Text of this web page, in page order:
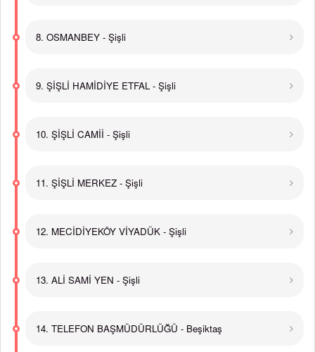
8. OSMANBEY - Şişli
9. ŞİŞLİ HAMİDİYE ETFAL - Şişli
10. ŞİŞLİ CAMİİ - Şişli
11. ŞİŞLİ MERKEZ - Şişli
12. MECİDİYEKÖY VİYADÜK - Şişli
13. ALİ SAMİ YEN - Şişli
14. TELEFON BAŞMÜDÜRLÜĞÜ - Beşiktaş